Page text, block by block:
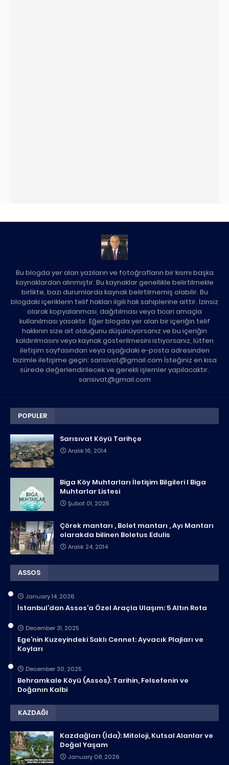
Bu blogda yer alan yazıların ve fotoğrafların bir kısmı başka
kaynaklardan alınmıştır. Bu kaynaklar genellikle belirtilmekle
birlikte, bazı durumlarda kaynak belirtilmemiş olabilir. Bu
blogdaki içeriklerin telif hakları ilgili hak sahiplerine aittir. İzinsiz
olarak kopyalanması, dağıtılması veya ticari amaçla
kullanılması yasaktır. Eğer blogda yer alan bir içeriğin telif
hakkının size ait olduğunu düşünüyorsanız ve bu içeriğin
kaldırılmasını veya kaynak gösterilmesini istiyorsanız, lütfen
iletişim sayfasından veya aşağıdaki e-posta adresinden
bizimle iletişime geçin: sarisivat@gmail.com İsteğiniz en kısa
sürede değerlendirilecek ve gerekli işlemler yapılacaktır.
sarisivat@gmail.com
POPULER
Sarısıvat Köyü Tarihçe
Aralık 16, 2014
Biga Köy Muhtarları İletişim Bilgileri I Biga
Muhtarlar Listesi
Şubat 01, 2025
Çörek mantarı , Bolet mantarı , Ayı Mantarı
olarakda bilinen Boletus Edulis
Aralık 24, 2014
ASSOS
January 14, 2026
İstanbul’dan Assos’a Özel Araçla Ulaşım: 5 Altın Rota
December 31, 2025
Ege’nin Kuzeyindeki Saklı Cennet: Ayvacık Plajları ve
Koyları
December 30, 2025
Behramkale Köyü (Assos): Tarihin, Felsefenin ve
Doğanın Kalbi
KAZDAĞI
Kazdağları (İda): Mitoloji, Kutsal Alanlar ve
Doğal Yaşam
January 08, 2026